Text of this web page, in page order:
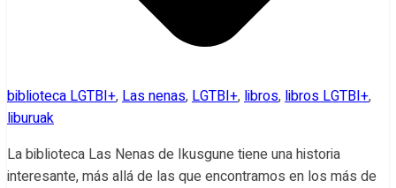
biblioteca LGTBI+, Las nenas, LGTBI+, libros, libros LGTBI+,
liburuak
La biblioteca Las Nenas de Ikusgune tiene una historia
interesante, más allá de las que encontramos en los más de